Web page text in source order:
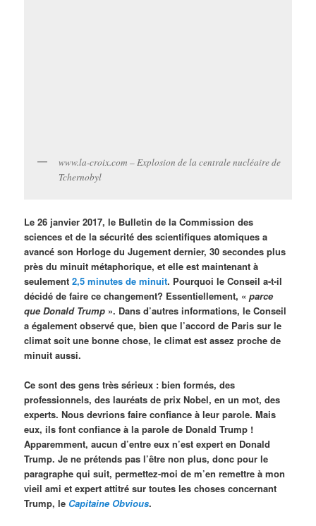
www.la-croix.com – Explosion de la centrale nucléaire de
Tchernobyl
Le 26 janvier 2017, le Bulletin de la Commission des
sciences et de la sécurité des scientifiques atomiques a
avancé son Horloge du Jugement dernier, 30 secondes plus
près du minuit métaphorique, et elle est maintenant à
seulement2,5 minutes de minuit. Pourquoi le Conseil a-t-il
décidé de faire ce changement? Essentiellement, «parce
que Donald Trump ». Dans d’autres informations, le Conseil
a également observé que, bien que l’accord de Paris sur le
climat soit une bonne chose, le climat est assez proche de
minuit aussi.
Ce sont des gens très sérieux : bien formés, des
professionnels, des lauréats de prix Nobel, en un mot, des
experts. Nous devrions faire confiance à leur parole. Mais
eux, ils font confiance à la parole de Donald Trump !
Apparemment, aucun d’entre eux n’est expert en Donald
Trump. Je ne prétends pas l’être non plus, donc pour le
paragraphe qui suit, permettez-moi de m’en remettre à mon
vieil ami et expert attitré sur toutes les choses concernant
Trump, le Capitaine Obvious.